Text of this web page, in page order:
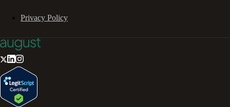
Privacy Policy